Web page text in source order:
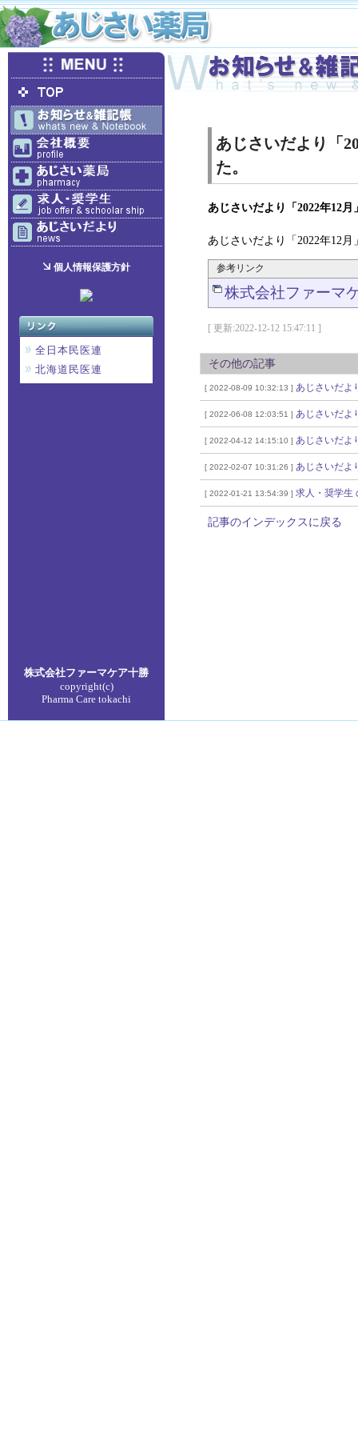
個人情報保護方針
全日本民医連
北海道民医連
あじさいだより「
た。
あじさいだより「2022年12
あじさいだより「2022年12
参考リンク
株式会社ファーマ
[ 更新:2022-12-12 15:47:11 ]
その他の記事
[ 2022-08-09 10:32:13 ] あじさいだよ
[ 2022-06-08 12:03:51 ] あじさいだよ
[ 2022-04-12 14:15:10 ] あじさいだよ
[ 2022-02-07 10:31:26 ] あじさいだよ
[ 2022-01-21 13:54:39 ] 求人・奨学生
記事のインデックスに戻る
株式会社ファーマケア十勝
copyright(c)
Pharma Care tokachi